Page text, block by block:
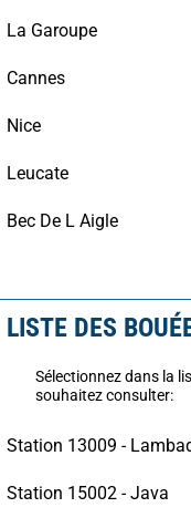
La Garoupe
Cannes
Nice
Leucate
Bec De L Aigle
LISTE DES
Sélectionnez dans la
souhaitez consulter:
Station 13009 -
Station 15002 - Java